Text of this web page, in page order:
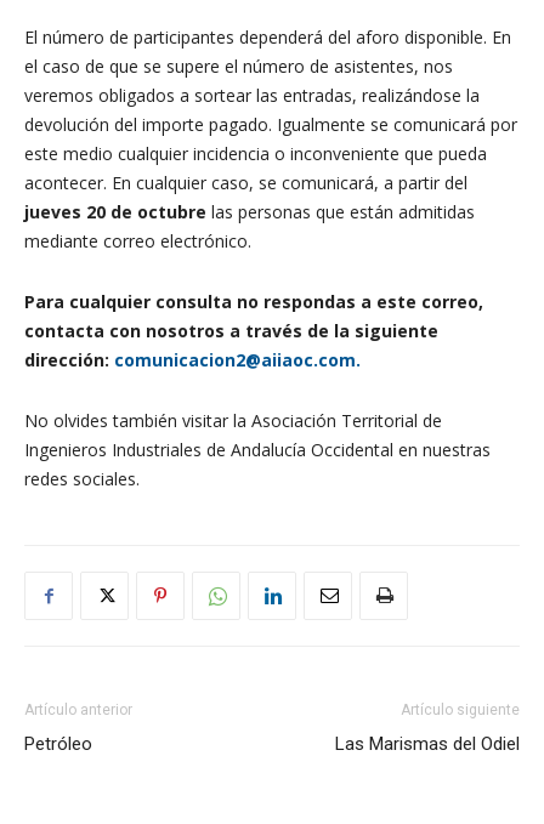
El número de participantes dependerá del aforo disponible. En
el caso de que se supere el número de asistentes, nos
veremos obligados a sortear las entradas, realizándose la
devolución del importe pagado. Igualmente se comunicará por
este medio cualquier incidencia o inconveniente que pueda
acontecer. En cualquier caso, se comunicará, a partir del
jueves 20 de octubre las personas que están admitidas
mediante correo electrónico.
Para cualquier consulta no respondas a este correo,
contacta con nosotros a través de la siguiente
dirección: comunicacion2@aiiaoc.com.
No olvides también visitar la Asociación Territorial de
Ingenieros Industriales de Andalucía Occidental en nuestras
redes sociales.
Artículo anterior
Petróleo
Artículo siguiente
Las Marismas del Odiel